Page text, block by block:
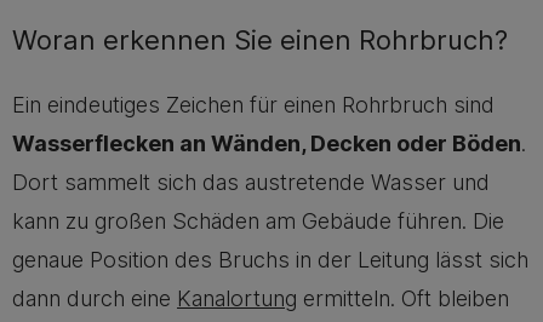
Woran erkennen Sie einen Rohrbruch?
Ein eindeutiges Zeichen für einen Rohrbruch sind
Wasserflecken an Wänden, Decken oder Böden.
Dort sammelt sich das austretende Wasser und
kann zu großen Schäden am Gebäude führen. Die
genaue Position des Bruchs in der Leitung lässt sich
dann durch eine Kanalortung ermitteln. Oft bleiben